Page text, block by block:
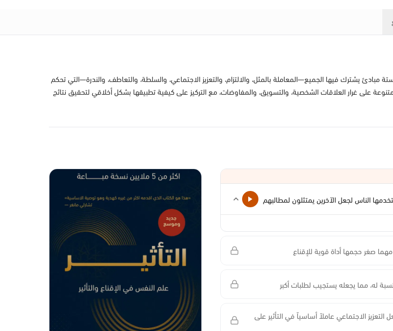
يشترك فيها الجميع—المعاملة بالمثل، والالتزام، والتعزيز الاجتماعي، والسلطة، والتعاطف، والندرة—التي تحكم
على غرار العلاقات الشخصية، والتسويق، والمفاوضات، مع التركيز على كيفية تطبيقها بشكل أخلاقي لتحقيق نتائج
الناس لجعل الآخرين يمتثلون لمطالبهم
صغر حجمها أداة قوية للإقناع
له، مما يجعله يستجيب لطلبات أكبر
الاجتماعي عاملاً أساسياً في التأثير على